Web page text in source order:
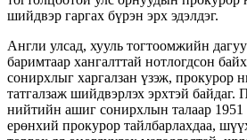
шийдвэр гаргах бүрэн эрх эдэлдэг.
Англи улсад, хууль тогтоомжийн
баримтаар хангалттай нотлогдсон
сонирхлыг харгалзан үзэж, прокурор
татгалзаж шийдвэрлэх эрхтэй байдаг.
нийтийн ашиг сонирхлын талаар
ерөнхий прокурор тайлбарлахдаа,